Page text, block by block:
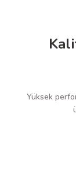
Yüksek